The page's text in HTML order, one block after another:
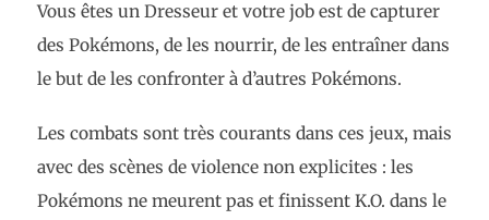
Vous êtes un Dresseur et votre job est de capturer
des Pokémons, de les nourrir, de les entraîner dans
le but de les confronter à d’autres Pokémons.
Les combats sont très courants dans ces jeux, mais
avec des scènes de violence non explicites : les
Pokémons ne meurent pas et finissent K.O. dans le